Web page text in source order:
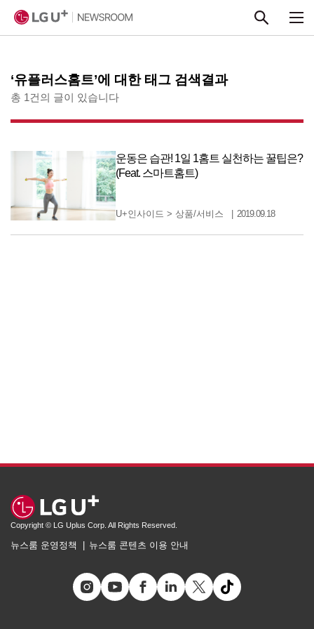
‘유플러스홈트’에 대한 태그 검색결과
총 1건의 글이 있습니다
운동은 습관! 1일 1홈트 실천하는 꿀팁은?
(Feat. 스마트홈트)
U+인사이드 >상품/서비스 2019.09.18
Copyright © LG Uplus Corp. All Rights Reserved.
뉴스룸 운영정책 뉴스룸 콘텐츠 이용 안내